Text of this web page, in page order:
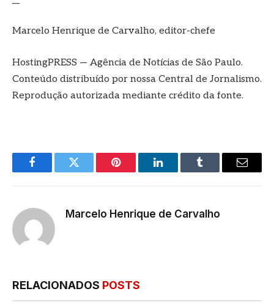
Marcelo Henrique de Carvalho, editor-chefe
HostingPRESS — Agência de Notícias de São Paulo.
Conteúdo distribuído por nossa Central de Jornalismo.
Reprodução autorizada mediante crédito da fonte.
FacebookTwitter Pinterest LinkedInTumblr
E-
Marcelo Henrique de Carvalho
RELACIONADOS POSTS